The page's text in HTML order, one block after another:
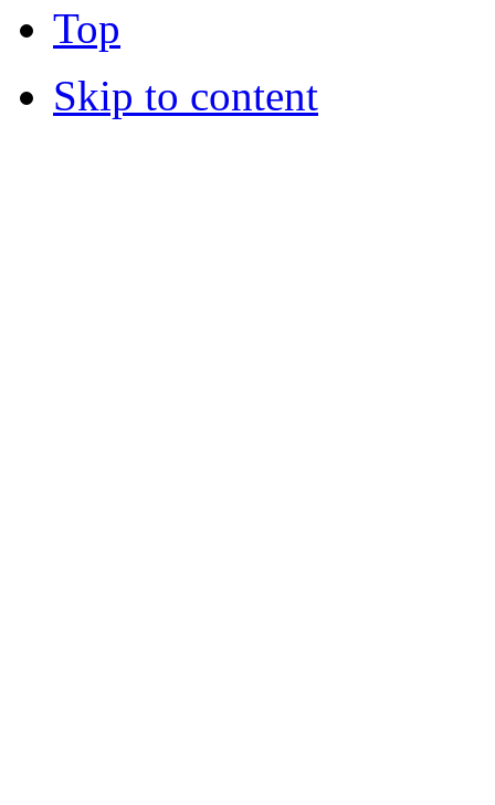
Top
Skip to content